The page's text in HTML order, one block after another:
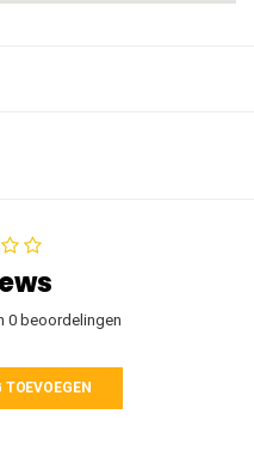
0 beoordelingen
TOEVOEGEN